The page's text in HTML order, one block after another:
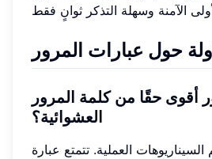
حول عبارات المرور
أقوى حقًا من كلمة المرور
العشوائية؟
العملية. تتمتع عبارة